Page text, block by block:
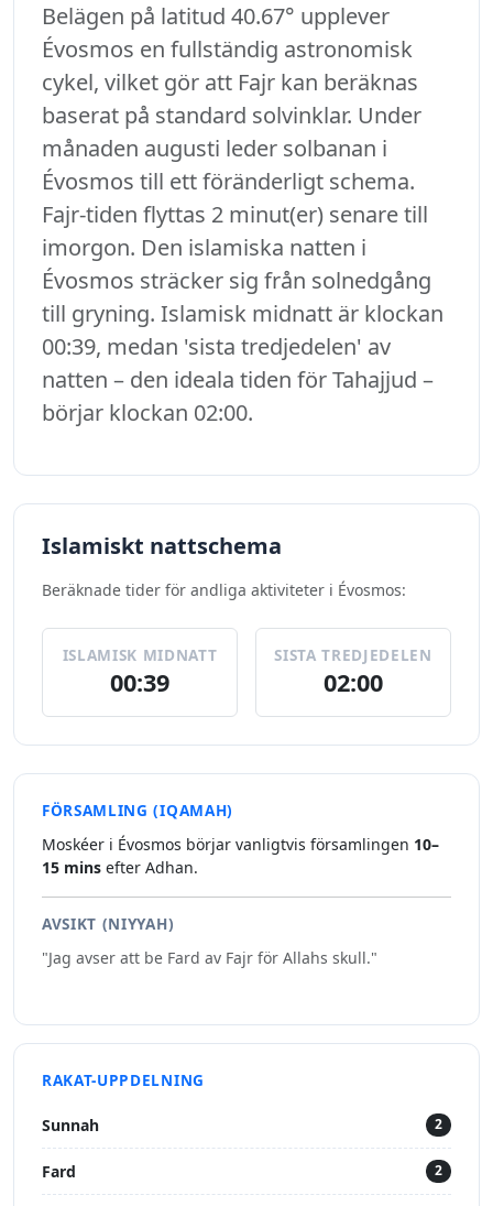
Belägen på latitud 40.67° upplever
Évosmos en fullständig astronomisk
cykel, vilket gör att Fajr kan beräknas
baserat på standard solvinklar. Under
månaden augusti leder solbanan i
Évosmos till ett föränderligt schema.
Fajr-tiden flyttas 2 minut(er) senare till
imorgon. Den islamiska natten i
Évosmos sträcker sig från solnedgång
till gryning. Islamisk midnatt är klockan
00:39, medan 'sista tredjedelen' av
natten – den ideala tiden för Tahajjud –
börjar klockan 02:00.
Islamiskt nattschema
Beräknade tider för andliga aktiviteter i Évosmos:
ISLAMISK MIDNATT
00:39
SISTA TREDJEDELEN
02:00
FÖRSAMLING (IQAMAH)
Moskéer i Évosmos börjar vanligtvis församlingen 10–
15 mins efter Adhan.
AVSIKT (NIYYAH)
"Jag avser att be Fard av Fajr för Allahs skull."
RAKAT-UPPDELNING
Sunnah 2
Fard 2